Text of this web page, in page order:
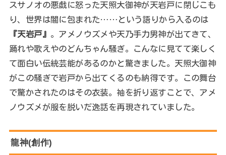
スサノオの悪戯に怒った天照大御神が天岩戸に閉じこも
り、世界は闇に包まれた……という語りから入るのは
『天岩戸』 。アメノウズメや天乃手力男神が出てきて、
踊れや歌えやのどんちゃん騒ぎ。こんなに見てて楽しく
て面白い伝統芸能があるのかと驚きました。天照大御神
がこの騒ぎで岩戸から出てくるのも納得です。この舞台
で驚かされたのはその衣装。袖を折り返すことで、アメ
ノウズメが服を脱いだ逸話を再現されていました。
龍神(創作)